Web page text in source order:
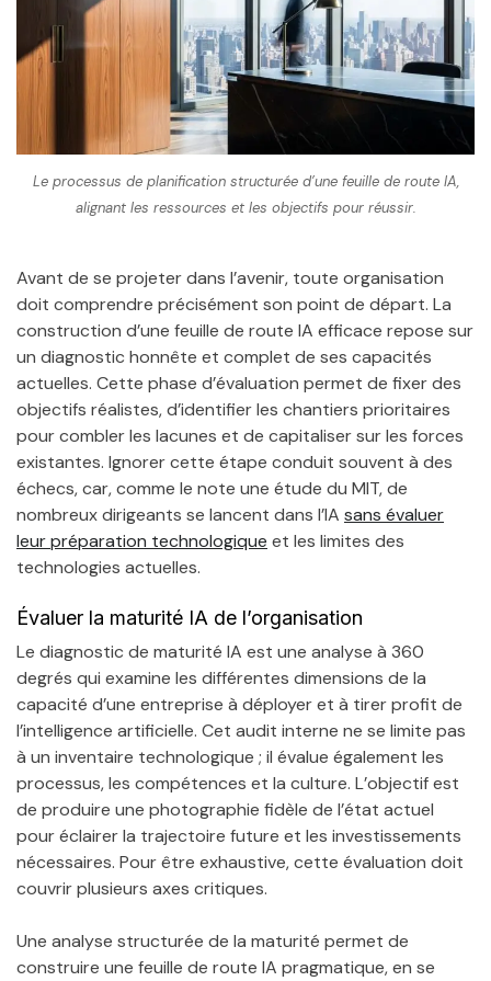
Le processus de planification structurée d’une feuille de route IA,
alignant les ressources et les objectifs pour réussir.
Avant de se projeter dans l’avenir, toute organisation
doit comprendre précisément son point de départ. La
construction d’une feuille de route IA efficace repose sur
un diagnostic honnête et complet de ses capacités
actuelles. Cette phase d’évaluation permet de fixer des
objectifs réalistes, d’identifier les chantiers prioritaires
pour combler les lacunes et de capitaliser sur les forces
existantes. Ignorer cette étape conduit souvent à des
échecs, car, comme le note une étude du MIT, de
nombreux dirigeants se lancent dans l’IA sans évaluer
leur préparation technologique et les limites des
technologies actuelles.
Évaluer la maturité IA de l’organisation
Le diagnostic de maturité IA est une analyse à 360
degrés qui examine les différentes dimensions de la
capacité d’une entreprise à déployer et à tirer profit de
l’intelligence artificielle. Cet audit interne ne se limite pas
à un inventaire technologique ; il évalue également les
processus, les compétences et la culture. L’objectif est
de produire une photographie fidèle de l’état actuel
pour éclairer la trajectoire future et les investissements
nécessaires. Pour être exhaustive, cette évaluation doit
couvrir plusieurs axes critiques.
Une analyse structurée de la maturité permet de
construire une feuille de route IA pragmatique, en se